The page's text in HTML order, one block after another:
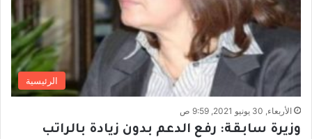
الرئيسية
الأربعاء, 30 يونيو 2021, 9:59 ص
وزيرة سابقة: رفع الدعم بدون زيادة بالراتب